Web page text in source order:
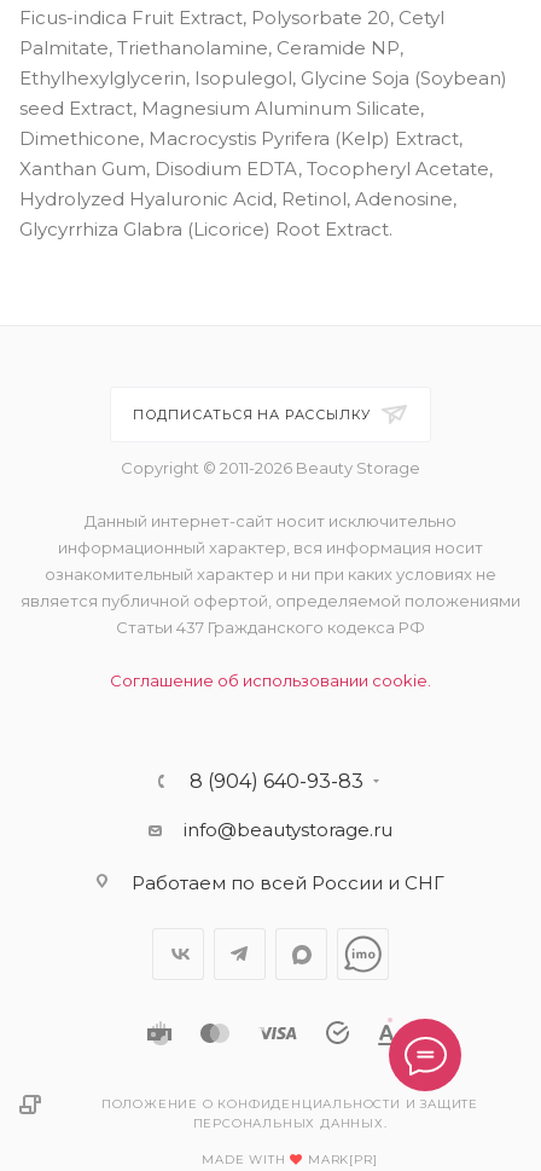
Ficus-indica Fruit Extract, Polysorbate 20, Cetyl
Palmitate, Triethanolamine, Ceramide NP,
Ethylhexylglycerin, Isopulegol, Glycine Soja (Soybean)
seed Extract, Magnesium Aluminum Silicate,
Dimethicone, Macrocystis Pyrifera (Kelp) Extract,
Xanthan Gum, Disodium EDTA, Tocopheryl Acetate,
Hydrolyzed Hyaluronic Acid, Retinol, Adenosine,
Glycyrrhiza Glabra (Licorice) Root Extract.
ПОДПИСАТЬСЯ НА РАССЫЛКУ
Copyright © 2011-2026 Beauty Storage
Данный интернет-сайт носит исключительно
информационный характер, вся информация носит
ознакомительный характер и ни при каких условиях не
является публичной офертой, определяемой положениями
Статьи 437 Гражданского кодекса РФ
Соглашение об использовании cookie.
8 (904) 640-93-83
info@beautystorage.ru
Работаем по всей России и СНГ
ПОЛОЖЕНИЕ О КОНФИДЕНЦИАЛЬНОСТИ И ЗАЩИТЕ
ПЕРСОНАЛЬНЫХ ДАННЫХ.
MADE WITH MARK[PR]